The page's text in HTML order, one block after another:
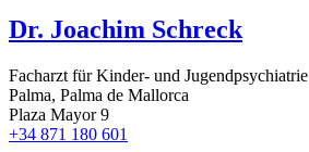
Dr. Joachim Schreck
Facharzt für Kinder- und Jugendpsychiatrie
Palma, Palma de Mallorca
Plaza Mayor 9
+34 871 180 601